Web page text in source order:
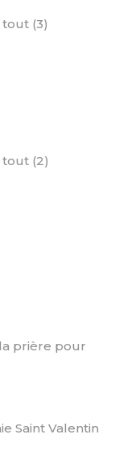
(3)
(2)
prière pour
Saint Valentin